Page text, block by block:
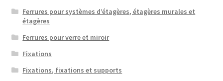
Ferrures pour systèmes d’étagères, étagères murales et
étagères
Ferrures pour verre et miroir
Fixations
Fixations, fixations et supports